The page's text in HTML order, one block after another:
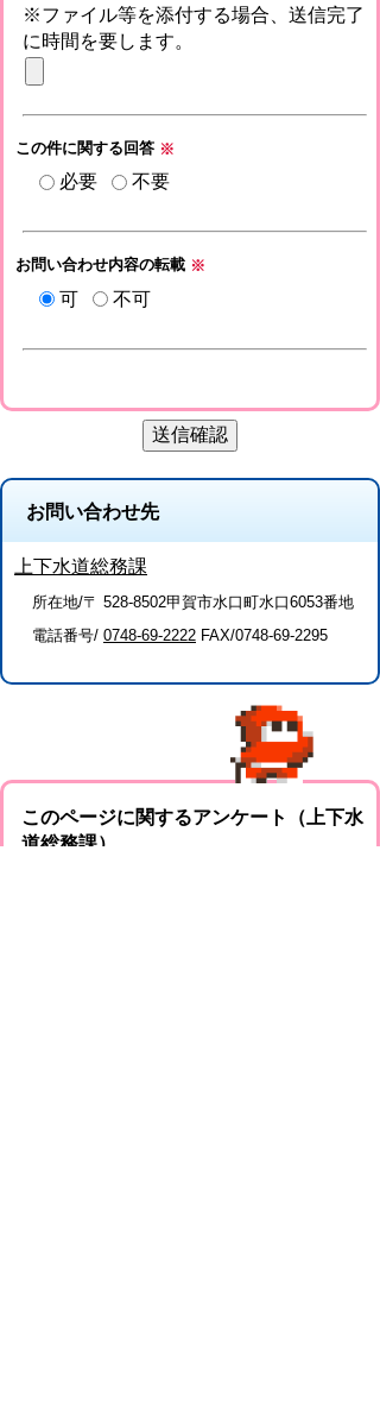
※ファイル等を添付する場合、送信完了
に時間を要します。
この件に関する回答 ※
必要 不要
お問い合わせ内容の転載 ※
可 不可
お問い合わせ先
上下水道総務課
所在地/〒 528-8502甲賀市水口町水口6053番地
電話番号/ 0748-69-2222 FAX/0748-69-2295
このページに関するアンケート（上下水
道総務課）